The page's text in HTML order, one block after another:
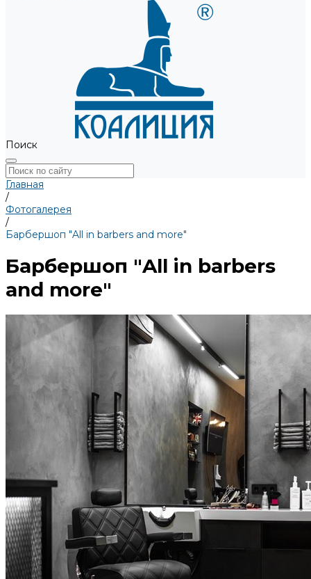
Поиск
Главная
/
Фотогалерея
/
Барбершоп "All in barbers and more"
Барбершоп "All in barbers
and more"